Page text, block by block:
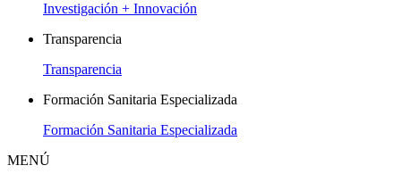
Investigación + Innovación
Transparencia
Transparencia
Formación Sanitaria Especializada
Formación Sanitaria Especializada
MENÚ